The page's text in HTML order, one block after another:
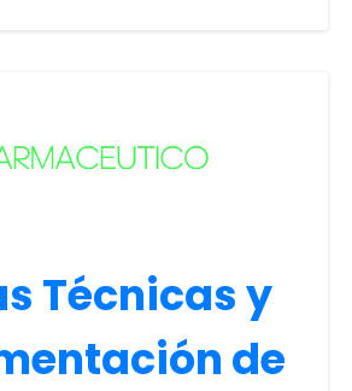
Técnicas y
de